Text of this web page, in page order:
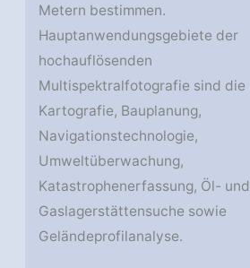
Metern bestimmen.
Hauptanwendungsgebiete der
hochauflösenden
Multispektralfotografie sind die
Kartografie, Bauplanung,
Navigationstechnologie,
Umweltüberwachung,
Katastrophenerfassung, Öl- und
Gaslagerstättensuche sowie
Geländeprofilanalyse.